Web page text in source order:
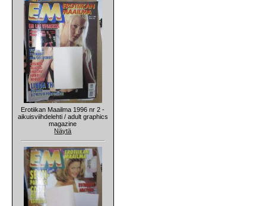
Erotiikan Maailma 1996 nr 2 -
aikuisviihdelehti / adult graphics
magazine
Näytä